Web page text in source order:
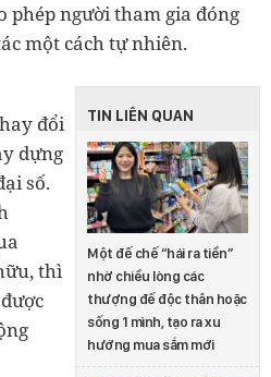
phép người tham gia đóng
một cách tự nhiên.
TIN LIÊN QUAN
Một đế chế “hái ra tiền”
nhờ chiều lòng các
thượng đế độc thân hoặc
sống 1 mình, tạo ra xu
hướng mua sắm mới
đổi
dựng
số.
thì